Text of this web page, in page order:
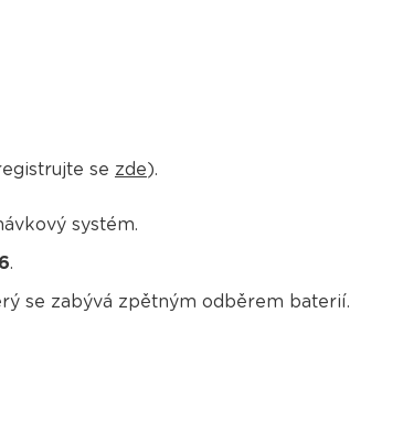
se zde).
systém.
.
se zabývá zpětným odběrem baterií.